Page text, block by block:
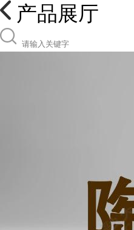
产品展厅